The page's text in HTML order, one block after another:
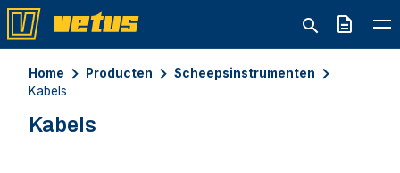
Offerte
Home Producten
Scheepsinstrumenten
Kabels
Kabels